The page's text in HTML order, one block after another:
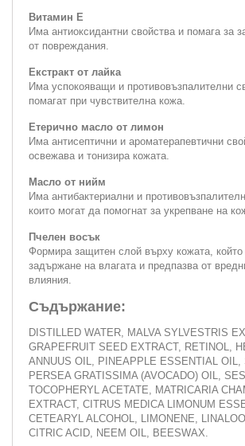
Витамин Е
Има антиоксидантни свойства и помага за
от повреждания.
Екстракт от лайка
Има успокояващи и противовъзпалителни
помагат при чувствителна кожа.
Етерично масло от лимон
Има антисептични и ароматерапевтични
освежава и тонизира кожата.
Масло от нийм
Има антибактериални и
които могат да помогнат за укрепване на
Пчелен восък
Формира защитен слой върху кожата, който
задържане на влагата и предпазва от
влияния.
Съдържание:
DISTILLED WATER, MALVA SYLVESTRIS
GRAPEFRUIT SEED EXTRACT, RETINOL,
ANNUUS OIL, PINEAPPLE ESSENTIAL OIL,
PERSEA GRATISSIMA (AVOCADO) OIL,
TOCOPHERYL ACETATE, MATRICARIA
EXTRACT, CITRUS MEDICA LIMONUM
CETEARYL ALCOHOL, LIMONENE,
CITRIC ACID, NEEM OIL, BEESWAX.